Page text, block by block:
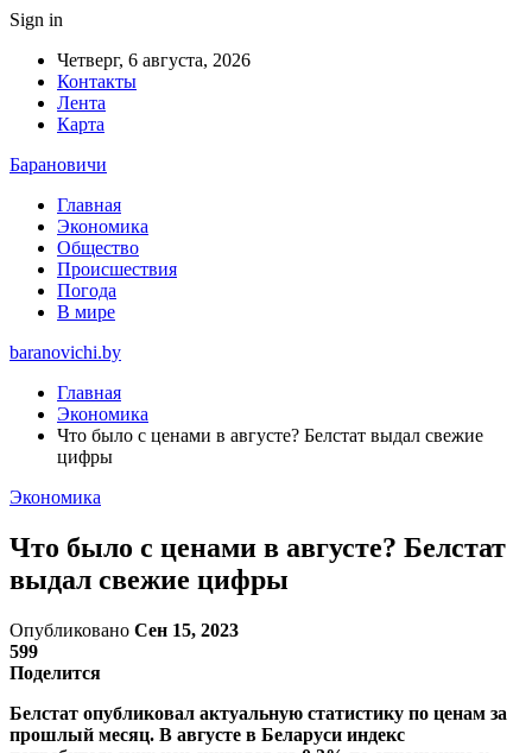
Sign in
Четверг, 6 августа, 2026
Контакты
Лента
Карта
Барановичи
Главная
Экономика
Общество
Происшествия
Погода
В мире
baranovichi.by
Главная
Экономика
Что было с ценами в августе? Белстат выдал свежие
цифры
Экономика
Что было с ценами в августе? Белстат
выдал свежие цифры
Опубликовано Сен 15, 2023
599
Поделится
Белстат опубликовал актуальную статистику по ценам за
прошлый месяц. В августе в Беларуси индекс